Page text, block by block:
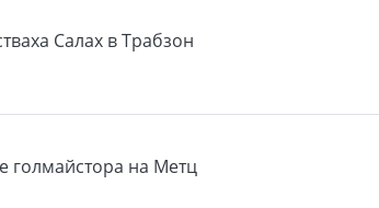
Салах в Трабзон
голмайстора на Метц